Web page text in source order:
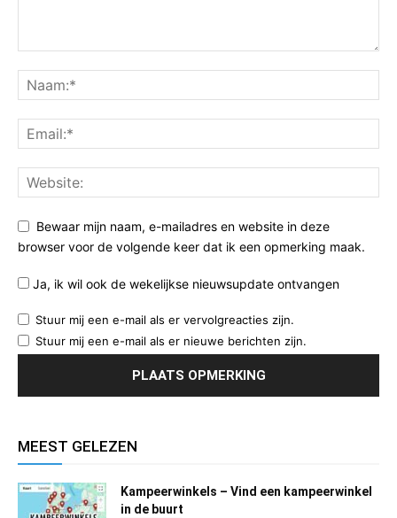
Bewaar mijn naam, e-mailadres en website in deze
browser voor de volgende keer dat ik een opmerking maak.
Ja, ik wil ook de wekelijkse nieuwsupdate ontvangen
Stuur mij een e-mail als er vervolgreacties zijn.
Stuur mij een e-mail als er nieuwe berichten zijn.
MEEST GELEZEN
Kampeerwinkels – Vind een kampeerwinkel
in de buurt